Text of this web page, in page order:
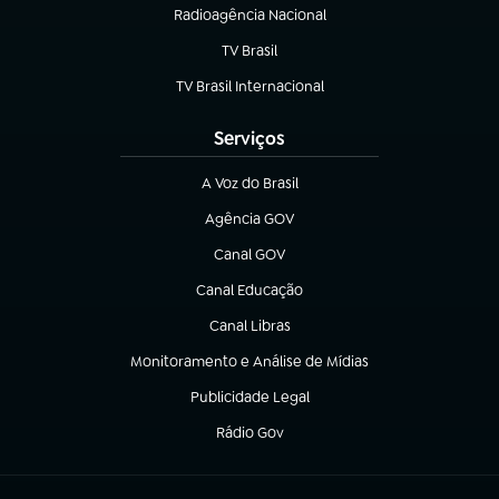
Radioagência Nacional
(abre em nova aba)
TV Brasil
(abre em nova aba)
TV Brasil Internacional
(abre em nova aba)
Serviços
A Voz do Brasil
(abre em nova aba)
Agência GOV
(abre em nova aba)
Canal GOV
(abre em nova aba)
Canal Educação
(abre em nova aba)
Canal Libras
(abre em nova aba)
Monitoramento e Análise de Mídias
(abre em nova aba)
Publicidade Legal
(abre em nova aba)
Rádio Gov
(abre em nova aba)